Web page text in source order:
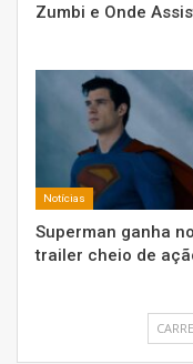
Zumbi e Onde
Notícias
Superman ganha
trailer cheio de